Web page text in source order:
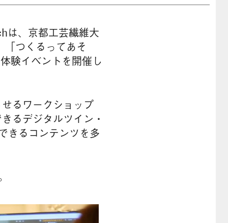
は、京都工芸繊維大
「つくるってあそ
験イベントを開催し
るワークショップ
るデジタルツイン・
きるコンテンツを多